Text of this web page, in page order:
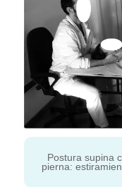
Postura supina
pierna: